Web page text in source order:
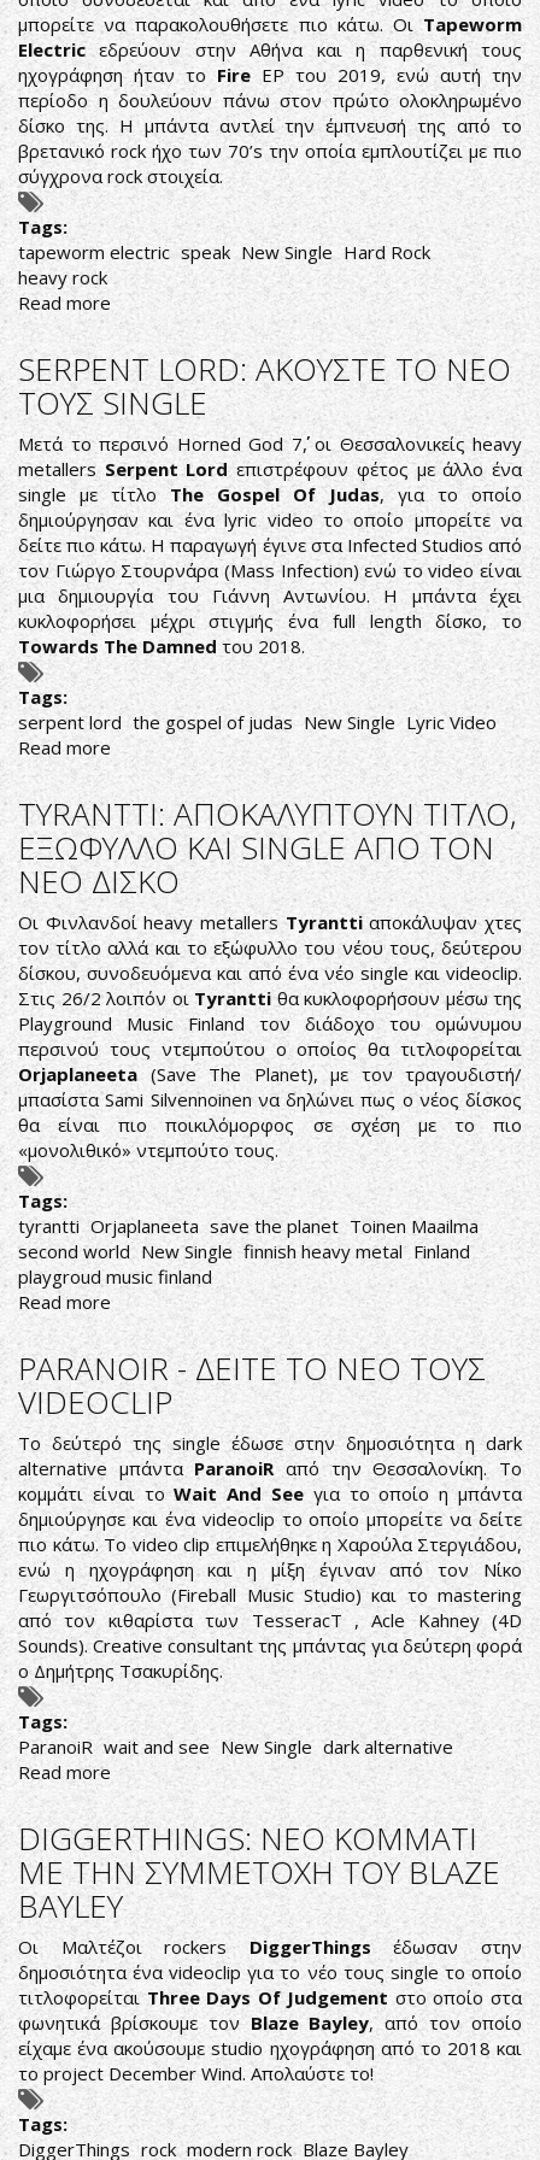
μπορείτε να παρακολουθήσετε πιο κάτω. ΟιTapeworm
Electricεδρεύουν στην Αθήνα και η παρθενική τους
ηχογράφηση ήταν το Fire EP του 2019, ενώ αυτή την
περίοδο η δουλεύουν πάνω στον πρώτο ολοκληρωμένο
δίσκο της. Η μπάντα αντλεί την έμπνευσή της από το
βρετανικό rock ήχο των 70’s την οποία εμπλουτίζει με πιο
σύγχρονα rock στοιχεία.
Tags:
tapeworm electric speak New Single Hard Rock
heavy rock
Read moreabout
TAPEWORM
ELECTRIC:
ΑΚΟΥΣΤΕ
ΤΟ
ΝΕΟ
ΤΟΥΣ
SINGLE
SERPENT LORD: ΑΚΟΥΣΤΕ ΤΟ ΝΕΟ
ΤΟΥΣ SINGLE
Μετά το περσινό Horned God 7΄΄, οι Θεσσαλονικείς heavy
metallers Serpent Lordεπιστρέφουν φέτος με άλλο ένα
single με τίτλοThe Gospel Of Judas, για το οποίο
δημιούργησαν και ένα lyric video το οποίο μπορείτε να
δείτε πιο κάτω. Η παραγωγή έγινε στα Infected Studios από
τον Γιώργο Στουρνάρα (Mass Infection) ενώ το video είναι
μια δημιουργία του Γιάννη Αντωνίου. Η μπάντα έχει
κυκλοφορήσει μέχρι στιγμής ένα full length δίσκο, το
Towards The Damned του 2018.
Tags:
serpent lord the gospel of judas New Single Lyric Video
Read more about
SERPENT
LORD:
ΑΚΟΥΣΤΕ
ΤΟ
ΝΕΟ
ΤΟΥΣ
SINGLE
TYRANTTI: ΑΠΟΚΑΛΥΠΤΟΥΝ ΤΙΤΛΟ,
ΕΞΩΦΥΛΛΟ ΚΑΙ SINGLE ΑΠΟ ΤΟΝ
ΝΕΟ ΔΙΣΚΟ
Οι Φινλανδοί heavy metallersTyranttiαποκάλυψαν χτες
τον τίτλο αλλά και το εξώφυλλο του νέου τους, δεύτερου
δίσκου, συνοδευόμενα και από ένα νέο single και videoclip.
Στις 26/2 λοιπόν οι Tyranttiθα κυκλοφορήσουν μέσω της
Playground Music Finland τον διάδοχο του ομώνυμου
περσινού τους ντεμπούτου ο οποίος θα τιτλοφορείται
Orjaplaneeta (Save The Planet), με τον τραγουδιστή/
μπασίστα Sami Silvennoinen να δηλώνει πως ο νέος δίσκος
θα είναι πιο ποικιλόμορφος σε σχέση με το πιο
«μονολιθικό» ντεμπούτο τους.
Tags:
tyrantti Orjaplaneeta save the planet Toinen Maailma
second world New Single finnish heavy metal Finland
playgroud music finland
Read more about
TYRANTTI:
ΑΠΟΚΑΛΥΠΤΟΥΝ
ΤΙΤΛΟ,
ΕΞΩΦΥΛΛΟ
ΚΑΙ
SINGLE
ΑΠΟ
ΤΟΝ
ΝΕΟ
ΔΙΣΚΟ
PARANOIR - ΔΕΙΤΕ ΤΟ ΝΕΟ ΤΟΥΣ
VIDEOCLIP
Το δεύτερό της single έδωσε στην δημοσιότητα η dark
alternative μπάνταParanoiRαπό την Θεσσαλονίκη. Το
κομμάτι είναι τοWait And See για το οποίο η μπάντα
δημιούργησε και ένα videoclip το οποίο μπορείτε να δείτε
πιο κάτω. Το video clip επιμελήθηκε η Χαρούλα Στεργιάδου,
ενώ η ηχογράφηση και η μίξη έγιναν από τον Νίκο
Γεωργιτσόπουλο (Fireball Music Studio) και το mastering
από τον κιθαρίστα των TesseracT , Acle Kahney (4D
Sounds). Creative consultant της μπάντας για δεύτερη φορά
ο Δημήτρης Τσακυρίδης.
Tags:
ParanoiR wait and see New Single dark alternative
Read more about
PARANOIR
-
ΔΕΙΤΕ
ΤΟ
ΝΕΟ
ΤΟΥΣ
VIDEOCLIP
DIGGERTHINGS: ΝΕΟ ΚΟΜΜΑΤΙ
ΜΕ ΤΗΝ ΣΥΜΜΕΤΟΧΗ ΤΟΥ BLAZE
BAYLEY
Οι Μαλτέζοι rockersDiggerThings έδωσαν στην
δημοσιότητα ένα videoclip για το νέο τους single το οποίο
τιτλοφορείταιThree Days Of Judgement στο οποίο στα
φωνητικά βρίσκουμε τον Blaze Bayley, από τον οποίο
είχαμε ένα ακούσουμε studio ηχογράφηση από το 2018 και
το project December Wind. Απολαύστε το!
Tags:
DiggerThings rock modern rock Blaze Bayley